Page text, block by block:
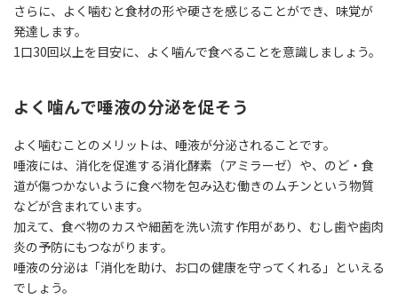
さらに、よく噛むと食材の形や硬さを感じることができ、味覚が
発達します。
1口30回以上を目安に、よく噛んで食べることを意識しましょう。
よく噛んで唾液の分泌を促そう
よく噛むことのメリットは、唾液が分泌されることです。
唾液には、消化を促進する消化酵素（アミラーゼ）や、のど・食
道が傷つかないように食べ物を包み込む働きのムチンという物質
などが含まれています。
加えて、食べ物のカスや細菌を洗い流す作用があり、むし歯や歯肉
炎の予防にもつながります。
唾液の分泌は「消化を助け、お口の健康を守ってくれる」といえる
でしょう。